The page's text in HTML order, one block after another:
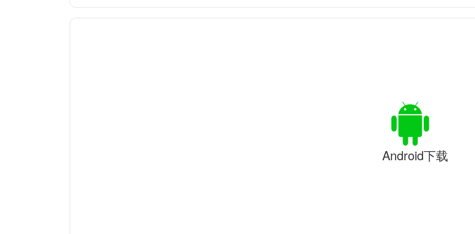
Android下载